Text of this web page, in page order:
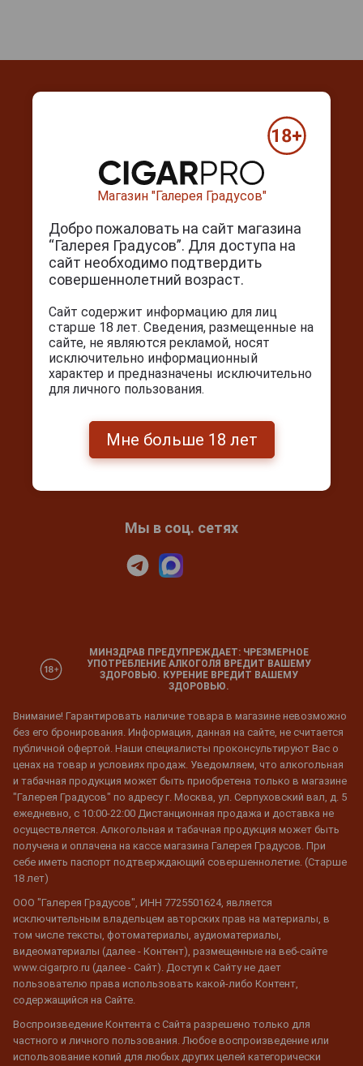
Контакты
г. Москва, Серпуховский вал, д. 5
+7(495) 644-59-95
info@cigarpro.ru
Покупателям
Контакты
Покупка и оплата
Подарочный сертификат
Проверка сертификата
Мы в соц. сетях
МИНЗДРАВ ПРЕДУПРЕЖДАЕТ: ЧРЕЗМЕРНОЕ
УПОТРЕБЛЕНИЕ АЛКОГОЛЯ ВРЕДИТ ВАШЕМУ
ЗДОРОВЬЮ. КУРЕНИЕ ВРЕДИТ ВАШЕМУ
ЗДОРОВЬЮ.
Внимание! Гарантировать наличие товара в магазине невозможно
без его бронирования. Информация, данная на сайте, не считается
публичной офертой. Наши специалисты проконсультируют Вас о
ценах на товар и условиях продаж. Уведомляем, что алкогольная
и табачная продукция может быть приобретена только в магазине
"Галерея Градусов" по адресу г. Москва, ул. Серпуховский вал, д. 5
ежедневно, с 10:00-22:00 Дистанционная продажа и доставка не
осуществляется. Алкогольная и табачная продукция может быть
получена и оплачена на кассе магазина Галерея Градусов. При
себе иметь паспорт подтверждающий совершеннолетие. (Старше
18 лет)
ООО "Галерея Градусов", ИНН 7725501624, является
исключительным владельцем авторских прав на материалы, в
том числе тексты, фотоматериалы, аудиоматериалы,
видеоматериалы (далее - Контент), размещенные на веб-сайте
www.cigarpro.ru (далее - Сайт). Доступ к Сайту не дает
пользователю права использовать какой-либо Контент,
содержащийся на Сайте.
Воспроизведение Контента с Сайта разрешено только для
частного и личного пользования. Любое воспроизведение или
использование копий для любых других целей категорически
Магазин "Галерея Градусов"
Добро пожаловать на сайт магазина
“Галерея Градусов”. Для доступа на
сайт необходимо подтвердить
совершеннолетний возраст.
Сайт содержит информацию для лиц
старше 18 лет. Сведения, размещенные на
сайте, не являются рекламой, носят
исключительно информационный
характер и предназначены исключительно
для личного пользования.
Мне больше 18 лет